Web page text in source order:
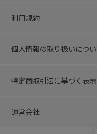
利用規約
個人情報の取り扱いについ
特定商取引法に基づく表示
運営会社